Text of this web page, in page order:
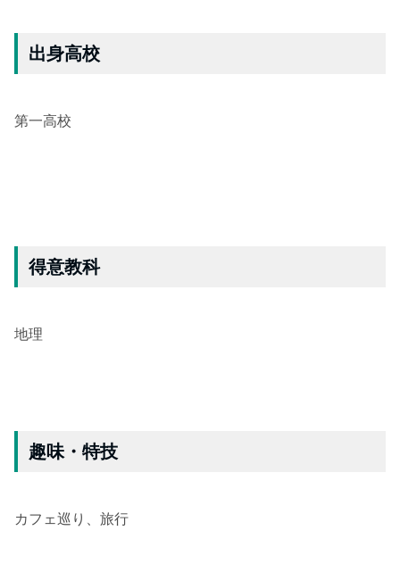
出身高校
第一高校
得意教科
地理
趣味・特技
カフェ巡り、旅行